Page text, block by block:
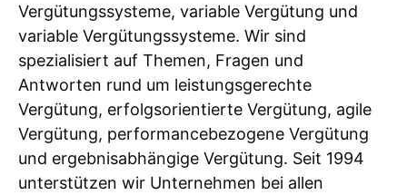
Vergütungssysteme, variable Vergütung und
variable Vergütungssysteme. Wir sind
spezialisiert auf Themen, Fragen und
Antworten rund um leistungsgerechte
Vergütung, erfolgsorientierte Vergütung, agile
Vergütung, performancebezogene Vergütung
und ergebnisabhängige Vergütung. Seit 1994
unterstützen wir Unternehmen bei allen